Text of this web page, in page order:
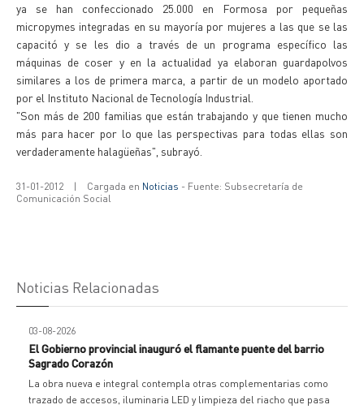
ya se han confeccionado 25.000 en Formosa por pequeñas
micropymes integradas en su mayoría por mujeres a las que se las
capacitó y se les dio a través de un programa específico las
máquinas de coser y en la actualidad ya elaboran guardapolvos
similares a los de primera marca, a partir de un modelo aportado
por el Instituto Nacional de Tecnología Industrial.
"Son más de 200 familias que están trabajando y que tienen mucho
más para hacer por lo que las perspectivas para todas ellas son
verdaderamente halagüeñas", subrayó.
31-01-2012 | Cargada en Noticias - Fuente: Subsecretaría de
Comunicación Social
Noticias Relacionadas
03-08-2026
El Gobierno provincial inauguró el flamante puente del barrio
Sagrado Corazón
La obra nueva e integral contempla otras complementarias como
trazado de accesos, iluminaria LED y limpieza del riacho que pasa